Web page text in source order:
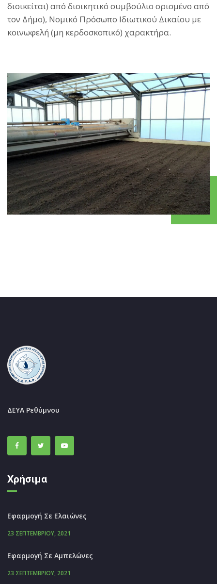
διοικείται) από διοικητικό συμβούλιο ορισμένο από
τον Δήμο), Νομικό Πρόσωπο Ιδιωτικού Δικαίου με
κοινωφελή (μη κερδοσκοπικό) χαρακτήρα.
ΔΕΥΑ Ρεθύμνου
Χρήσιμα
Εφαρμογή Σε Ελαιώνες
23 ΣΕΠΤΕΜΒΡΊΟΥ, 2021
Εφαρμογή Σε Αμπελώνες
23 ΣΕΠΤΕΜΒΡΊΟΥ, 2021